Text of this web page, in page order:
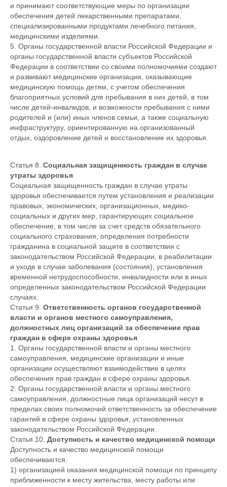
и принимают соответствующие меры по организации
обеспечения детей лекарственными препаратами,
специализированными продуктами лечебного питания,
медицинскими изделиями.
5. Органы государственной власти Российской Федерации и
органы государственной власти субъектов Российской
Федерации в соответствии со своими полномочиями создают
и развивают медицинские организации, оказывающие
медицинскую помощь детям, с учетом обеспечения
благоприятных условий для пребывания в них детей, в том
числе детей-инвалидов, и возможности пребывания с ними
родителей и (или) иных членов семьи, а также социальную
инфраструктуру, ориентированную на организованный
отдых, оздоровление детей и восстановление их здоровья.
Статья 8. Социальная защищенность граждан в случае
утраты здоровья
Социальная защищенность граждан в случае утраты
здоровья обеспечивается путем установления и реализации
правовых, экономических, организационных, медико-
социальных и других мер, гарантирующих социальное
обеспечение, в том числе за счет средств обязательного
социального страхования, определения потребности
гражданина в социальной защите в соответствии с
законодательством Российской Федерации, в реабилитации
и уходе в случае заболевания (состояния), установления
временной нетрудоспособности, инвалидности или в иных
определенных законодательством Российской Федерации
случаях.
Статья 9. Ответственность органов государственной
власти и органов местного самоуправления,
должностных лиц организаций за обеспечение прав
граждан в сфере охраны здоровья
1. Органы государственной власти и органы местного
самоуправления, медицинские организации и иные
организации осуществляют взаимодействие в целях
обеспечения прав граждан в сфере охраны здоровья.
2. Органы государственной власти и органы местного
самоуправления, должностные лица организаций несут в
пределах своих полномочий ответственность за обеспечение
гарантий в сфере охраны здоровья, установленных
законодательством Российской Федерации.
Статья 10. Доступность и качество медицинской помощи
Доступность и качество медицинской помощи
обеспечиваются:
1) организацией оказания медицинской помощи по принципу
приближенности к месту жительства, месту работы или